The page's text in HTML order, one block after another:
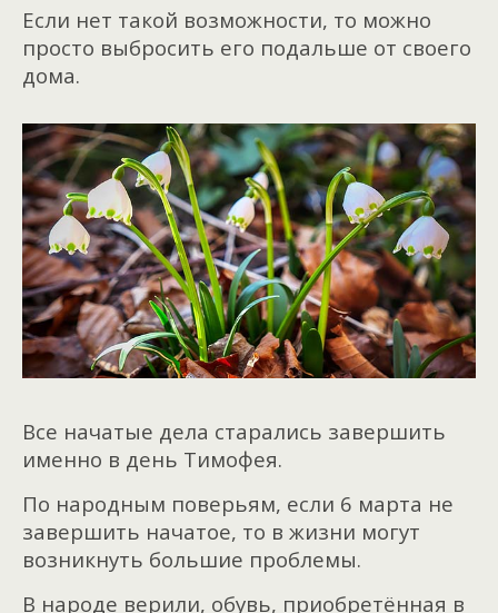
Если нет такой возможности, то можно
просто выбросить его подальше от своего
дома.
Все начатые дела старались завершить
именно в день Тимофея.
По народным поверьям, если 6 марта не
завершить начатое, то в жизни могут
возникнуть большие проблемы.
В народе верили, обувь, приобретённая в